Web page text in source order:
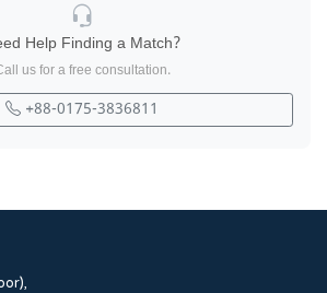
Help Finding a Match?
us for a free consultation.
+88-0175-3836811